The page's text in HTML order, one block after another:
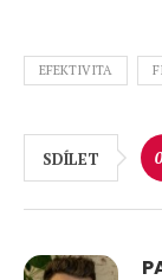
EFEKTIVITA
SDÍLET 0